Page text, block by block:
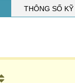
THÔNG SỐ